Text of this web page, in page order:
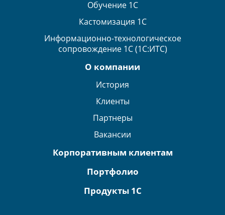
Обучение 1С
Кастомизация 1С
Информационно-технологическое
сопровождение 1С (1С:ИТС)
О компании
История
Клиенты
Партнеры
Вакансии
Корпоративным клиентам
Портфолио
Продукты 1С